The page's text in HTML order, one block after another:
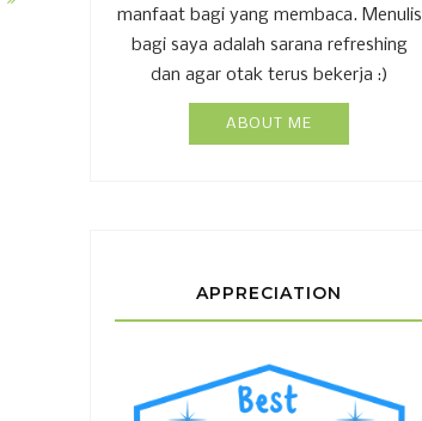
manfaat bagi yang membaca. Menulis
bagi saya adalah sarana refreshing
dan agar otak terus bekerja :)
ABOUT ME
APPRECIATION